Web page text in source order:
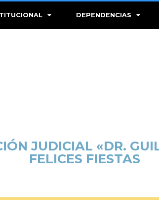
DEPENDENCIAS
JUDICIAL «DR.
FELICES FIESTAS